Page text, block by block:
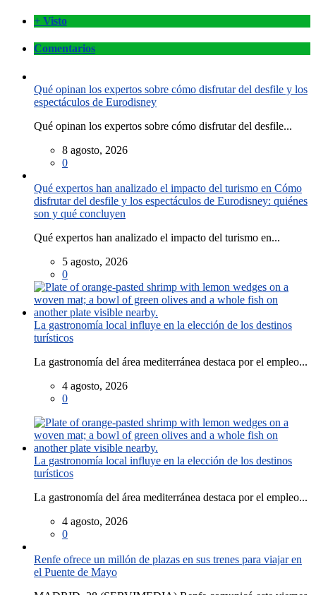
+ Visto
Comentarios
Qué opinan los expertos sobre cómo disfrutar del desfile y los
espectáculos de Eurodisney
Qué opinan los expertos sobre cómo disfrutar del desfile...
8 agosto, 2026
0
Qué expertos han analizado el impacto del turismo en Cómo
disfrutar del desfile y los espectáculos de Eurodisney: quiénes
son y qué concluyen
Qué expertos han analizado el impacto del turismo en...
5 agosto, 2026
0
La gastronomía local influye en la elección de los destinos
turísticos
La gastronomía del área mediterránea destaca por el empleo...
4 agosto, 2026
0
La gastronomía local influye en la elección de los destinos
turísticos
La gastronomía del área mediterránea destaca por el empleo...
4 agosto, 2026
0
Renfe ofrece un millón de plazas en sus trenes para viajar en
el Puente de Mayo